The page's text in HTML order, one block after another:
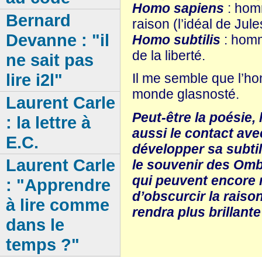
Homo sapiens :
raison (l’idéal de
Homo subtilis :
de la liberté.
Il me semble que
monde glasnosté.
Peut-être la
aussi le contact
développer sa
le souvenir des
qui peuvent encore
d’obscurcir la
rendra plus brillante
Bernard
Devanne : "il
ne sait pas
lire i2l"
Laurent Carle
: la lettre à
E.C.
Laurent Carle
: "Apprendre
à lire comme
dans le
temps ?"